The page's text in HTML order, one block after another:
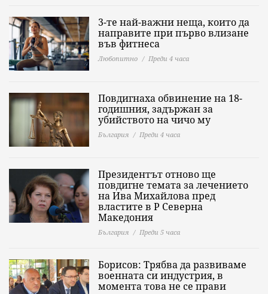
3-те най-важни неща, които да
направите при първо влизане
във фитнеса
Любопитно Преди 4 часа
Повдигнаха обвинение на 18-
годишния, задържан за
убийството на чичо му
България Преди 4 часа
Президентът отново ще
повдигне темата за лечението
на Ива Михайлова пред
властите в Р Северна
Македония
България Преди 5 часа
Борисов: Трябва да развиваме
военната си индустрия, в
момента това не се прави